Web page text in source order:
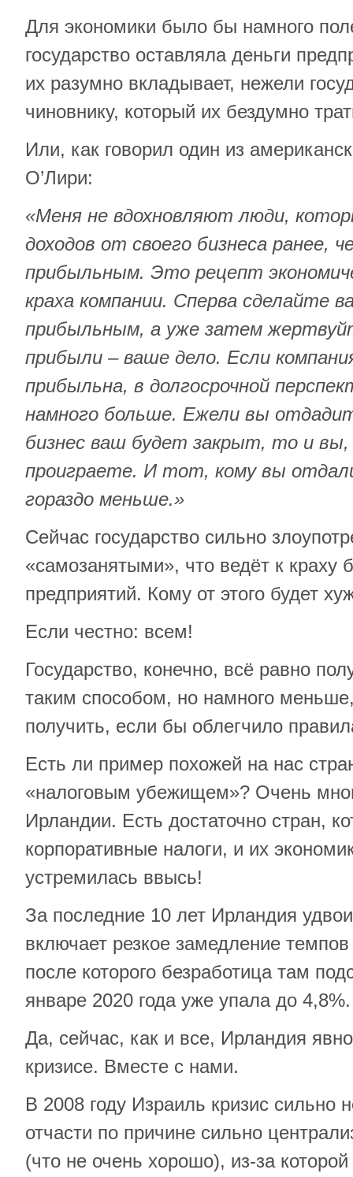
Для экономики было бы намного
государство оставляла деньги
их разумно вкладывает, нежели
чиновнику, который их бездумно
Или, как говорил один из
О’Лири:
«Меня не вдохновляют люди,
доходов от своего бизнеса ранее,
прибыльным. Это рецепт
краха компании. Сперва сделайте
прибыльным, а уже затем
прибыли – ваше дело. Если
прибыльна, в долгосрочной
намного больше. Ежели вы
бизнес ваш будет закрыт, то и вы,
проиграете. И тот, кому вы
гораздо меньше.»
Сейчас государство сильно
«самозанятыми», что ведёт к краху
предприятий. Кому от этого будет
Если честно: всем!
Государство, конечно, всё равно
таким способом, но намного
получить, если бы облегчило
Есть ли пример похожей на нас
«налоговым убежищем»? Очень
Ирландии. Есть достаточно стран,
корпоративные налоги, и их
устремилась ввысь!
За последние 10 лет Ирландия
включает резкое замедление темпов
после которого безработица там
январе 2020 года уже упала до 4,8%.
Да, сейчас, как и все, Ирландия
кризисе. Вместе с нами.
В 2008 году Израиль кризис сильно
отчасти по причине сильно
(что не очень хорошо), из-за